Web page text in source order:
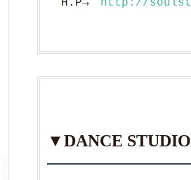
H.P→ http://
▼DANCE